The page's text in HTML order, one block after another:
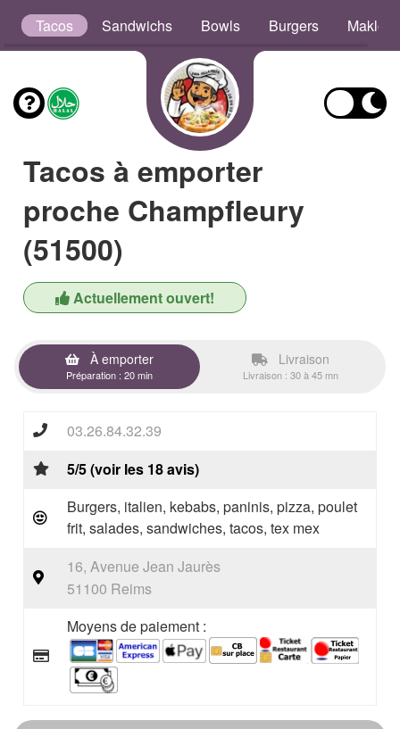
Tacos Sandwichs Bowls Burgers
Tacos à emporter
proche Champfleury
(51500)
Actuellement ouvert!
À emporter
Préparation : 20 min
Livraison
Livraison : 30 à 45 mn
03.26.84.32.39
5/5 (voir les 18 avis)
Burgers, italien, kebabs, paninis, pizza, poulet
frit, salades, sandwiches, tacos, tex mex
16, Avenue Jean Jaurès
51100 Reims
Moyens de paiement :